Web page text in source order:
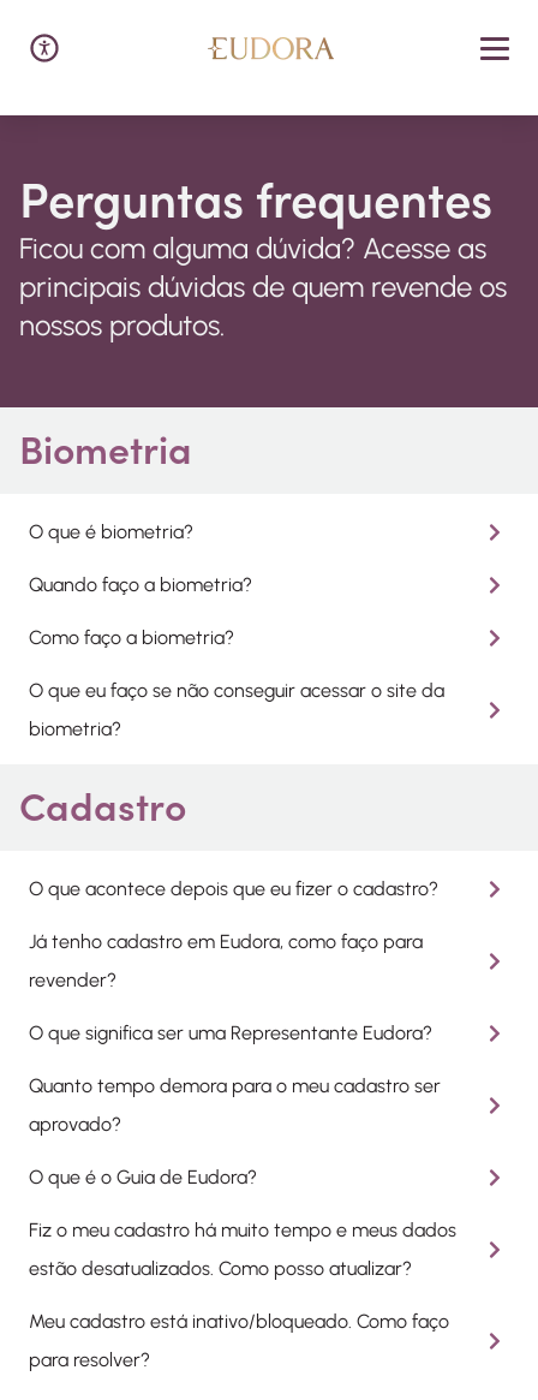
Perguntas frequentes
Ficou com alguma dúvida? Acesse as
principais dúvidas de quem revende os
nossos produtos.
Biometria
O que é biometria?
Quando faço a biometria?
Como faço a biometria?
O que eu faço se não conseguir acessar o site da
biometria?
Cadastro
O que acontece depois que eu fizer o cadastro?
Já tenho cadastro em Eudora, como faço para
revender?
O que significa ser uma Representante Eudora?
Quanto tempo demora para o meu cadastro ser
aprovado?
O que é o Guia de Eudora?
Fiz o meu cadastro há muito tempo e meus dados
estão desatualizados. Como posso atualizar?
Meu cadastro está inativo/bloqueado. Como faço
para resolver?